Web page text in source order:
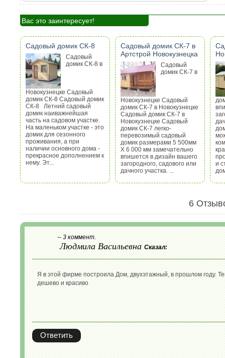
Вас это заинтересует!
Садовый домик СК-8
Садовый
домик СК-8 в
Новокузнецке Садовый
домик СК-8 Садовый домик
СК-8 Летний садовый
домик наиважнейшая
часть на садовом участке.
На маленьком участке - это
домик для сезонного
проживания, а при
наличии основного дома -
прекрасное дополнением к
нему. Эт...
Садовый домик СК-7 в
Артстрой Новокузнецка
Садовый
домик СК-7 в
Новокузнецке Садовый
домик СК-7 в Новокузнецке
Садовый домик СК-7 в
Новокузнецке Садовый
домик СК-7 легко-
перевозимый садовый
домик размерами 5 500мм
Х 6 000 мм замечательно
впишется в дизайн вашего
загородного, садового или
дачного участка. ...
и
6
-- 3 коммент.
Людмила ВасильевнаСказал:
Я в этой фирме построила Дом, двухэтажный, в прошлом году.
дешево и красиво
Ответить